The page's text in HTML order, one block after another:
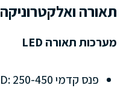
תאורה ואלקטרוניקה
מערכות תאורה LED
פנס קדמי LED: 250-450 ש"ח